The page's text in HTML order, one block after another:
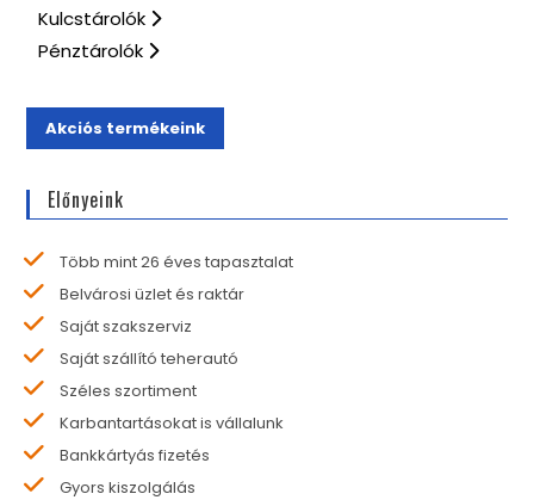
Kulcstárolók
Pénztárolók
Akciós termékeink
Előnyeink
Több mint 26 éves tapasztalat
Belvárosi üzlet és raktár
Saját szakszerviz
Saját szállító teherautó
Széles szortiment
Karbantartásokat is vállalunk
Bankkártyás fizetés
Gyors kiszolgálás